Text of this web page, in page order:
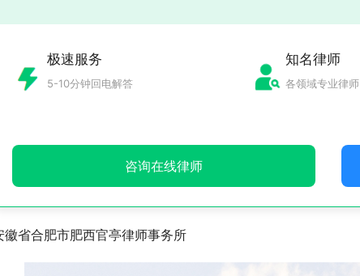
极速服务
5-10分钟回电解答
知名律师
各领域专业律师
咨询在线律师
徽省合肥市肥西官亭律师事务所